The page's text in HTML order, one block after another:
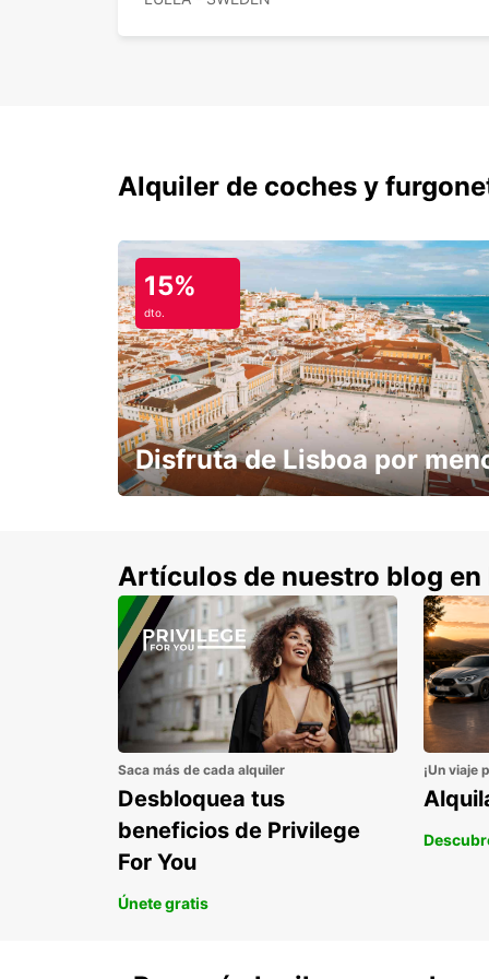
Alquiler de coches y
15%
dto.
Disfruta de Lisboa por
Artículos de nuestro blog en
Saca más de cada alquiler
Desbloquea tus
beneficios de Privilege
For You
Únete gratis
¡Un viaje